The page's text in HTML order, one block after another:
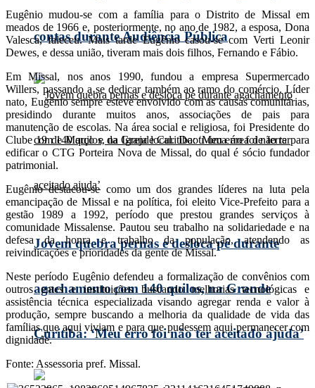
contas durante Audiência Pública
Jovem quebra pernas e desloca pé durante
agachamento com 140 quilos, na Grande
Curitiba: ‘Meu erro foi não ter aceitado ajuda’
Eugênio mudou-se com a família para o Distrito de Missal em
meados de 1966 e, posteriormente, no ano de 1982, a esposa, Dona
Valesca, faleceu. Mais tarde Eugênio casou-se com Verti Leonir
Dewes, e dessa união, tiveram mais dois filhos, Fernando e Fábio.
Em Missal, nos anos 1990, fundou a empresa Supermercado
Willers, passando a se dedicar também ao ramo do comércio. Líder
nato, Eugênio sempre esteve envolvido com as causas comunitárias,
presidindo durante muitos anos, associações de pais para
manutenção de escolas. Na área social e religiosa, foi Presidente do
Clube 19 de Março e da Igreja local. Doou uma área de terra para
edificar o CTG Porteira Nova de Missal, do qual é sócio fundador
patrimonial.
Eugênio destacou-se como um dos grandes líderes na luta pela
emancipação de Missal e na política, foi eleito Vice-Prefeito para a
gestão 1989 a 1992, período que prestou grandes serviços à
comunidade Missalense. Pautou seu trabalho na solidariedade e na
defesa da honra e trabalho da população, atendendo as
reivindicações e prioridades da gente de Missal.
Neste período Eugênio defendeu a formalização de convênios com
outros entes e instituições buscando melhorias tecnológicas e
assistência técnica especializada visando agregar renda e valor à
produção, sempre buscando a melhoria da qualidade de vida das
famílias que aqui viviam e para que pudessem aqui permanecer com
dignidade.
Fonte: Assessoria pref. Missal.